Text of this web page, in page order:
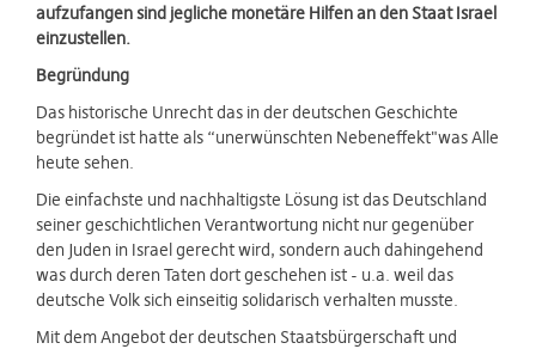
aufzufangen sind jegliche monetäre Hilfen an den Staat Israel
einzustellen.
Begründung
Das historische Unrecht das in der deutschen Geschichte
begründet ist hatte als “unerwünschten Nebeneffekt"was Alle
heute sehen.
Die einfachste und nachhaltigste Lösung ist das Deutschland
seiner geschichtlichen Verantwortung nicht nur gegenüber
den Juden in Israel gerecht wird, sondern auch dahingehend
was durch deren Taten dort geschehen ist - u.a. weil das
deutsche Volk sich einseitig solidarisch verhalten musste.
Mit dem Angebot der deutschen Staatsbürgerschaft und